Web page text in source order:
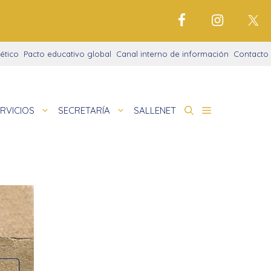
Pacto educativo global Canal interno de información Contacto
didácticas
Digital
justo
Alfa
SECRETARÍA SALLENET